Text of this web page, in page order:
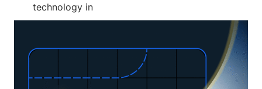
technology in